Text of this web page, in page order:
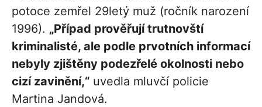
potoce zemřel 29letý muž (ročník narození
1996). „Případ prověřují trutnovští
kriminalisté, ale podle prvotních informací
nebyly zjištěny podezřelé okolnosti nebo
cizí zavinění,“ uvedla mluvčí policie
Martina Jandová.